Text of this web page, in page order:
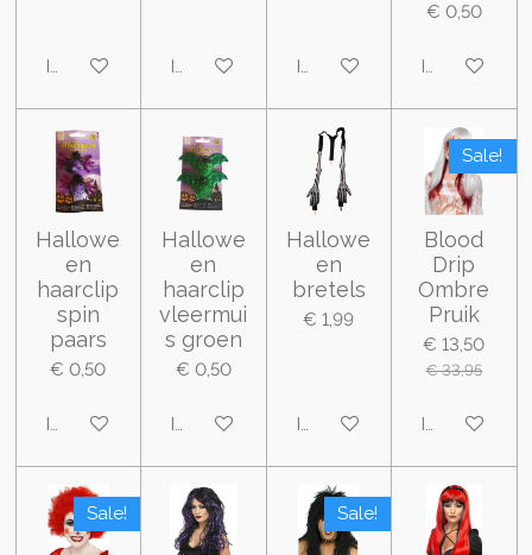
In winkelwagenIn winkelwagenIn winkelwagen
€ 0,50
In
Hallowe
en
haarclip
spin
paars
€ 0,50
In winkelwagen
Hallowe
en
haarclip
vleermui
s groen
€ 0,50
In winkelwagen
Hallowe
en
bretels
€ 1,99
In winkelwagen
Sale!
Blood
Drip
Ombre
Pruik
€ 13,50
€ 33,95
In
Sale! Sale!